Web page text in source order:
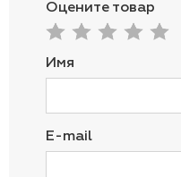
Оцените товар
Имя
E-mail